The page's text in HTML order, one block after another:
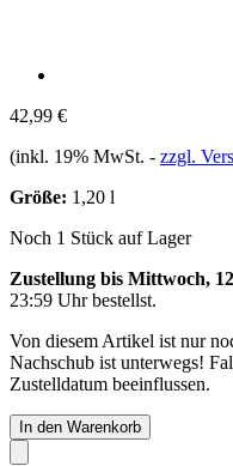
42,99 €
(inkl. 19% MwSt. - zzgl.
Größe: 1,20 l
Noch 1 Stück auf Lager
Zustellung bis Mittwoch,
23:59 Uhrbestellst.
Von diesem Artikel ist nur
Nachschub ist unterwegs!
Zustelldatum beeinflussen.
In den Warenkorb